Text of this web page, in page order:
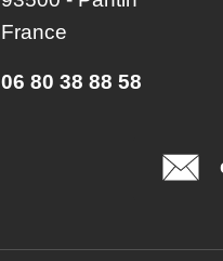
France
06 80 38 88 58